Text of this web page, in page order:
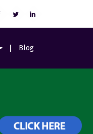
Blog